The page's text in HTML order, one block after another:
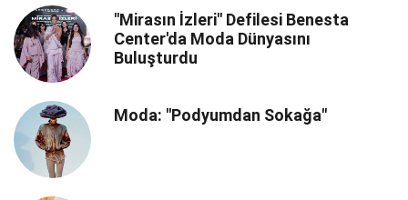
"Mirasın İzleri" Defilesi Benesta
Center'da Moda Dünyasını
Buluşturdu
Moda: "Podyumdan Sokağa"